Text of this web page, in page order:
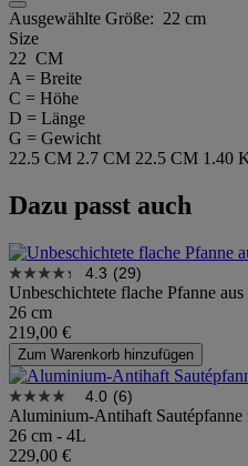
Ausgewählte Größe: 22 cm
Size
22 CM
A = Breite
C = Höhe
D = Länge
G = Gewicht
22.5 CM 2.7 CM 22.5 CM 1.40
Dazu passt auch
4.3 (29)
Unbeschichtete flache Pfanne
26 cm
219,00 €
Zum Warenkorb hinzufügen
4.0 (6)
Aluminium-Antihaft
26 cm - 4L
229,00 €